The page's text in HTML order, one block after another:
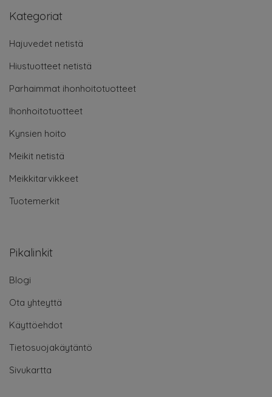
Kategoriat
Hajuvedet netistä
Hiustuotteet netistä
Parhaimmat ihonhoitotuotteet
Ihonhoitotuotteet
Kynsien hoito
Meikit netistä
Meikkitarvikkeet
Tuotemerkit
Pikalinkit
Blogi
Ota yhteyttä
Käyttöehdot
Tietosuojakäytäntö
Sivukartta